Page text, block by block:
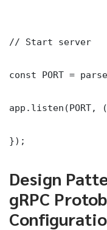
// Start server
const PORT =
app.listen(PORT,
});
Design
gRPC